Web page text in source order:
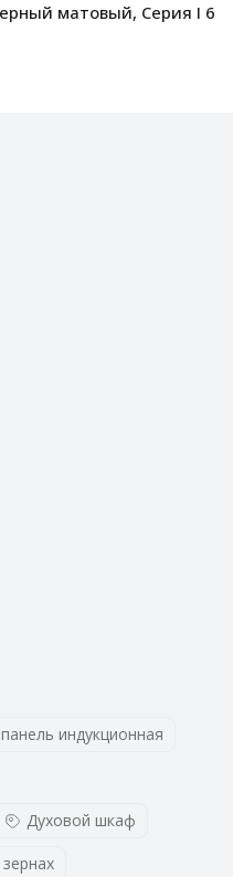
матовый, Серия I 6
индукционная
Духовой шкаф